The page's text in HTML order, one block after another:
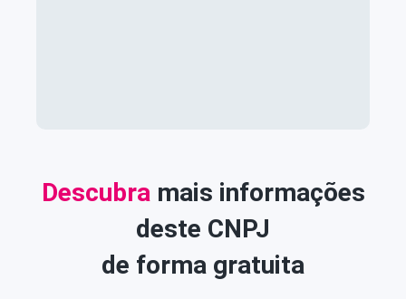
Descubra mais informações
deste CNPJ
de forma gratuita